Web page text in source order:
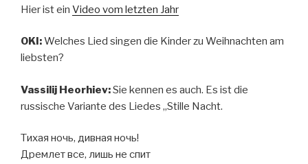
Hier ist ein Video vom letzten Jahr
OKI:Welches Lied singen die Kinder zu Weihnachten am
liebsten?
Vassilij Heorhiev:Sie kennen es auch. Es ist die
russische Variante des Liedes „Stille Nacht.
Тихая ночь, дивная ночь!
Дремлет все, лишь не спит